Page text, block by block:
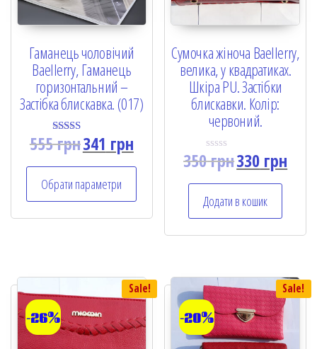
Гаманець чоловічий
Baellerry, Гаманець
горизонтальний –
Застібка блискавка. (017)
Rated
5.00
555грн341 грн
Обрати параметри
Сумочка жіноча Baellerry,
велика, у квадратиках.
Шкіра PU. Застібки
блискавки. Колір:
червоний.
R
d
0
o
u
5
350грн330 грн
Додати в кошик
Sale!
-26%
Sale!
-20%